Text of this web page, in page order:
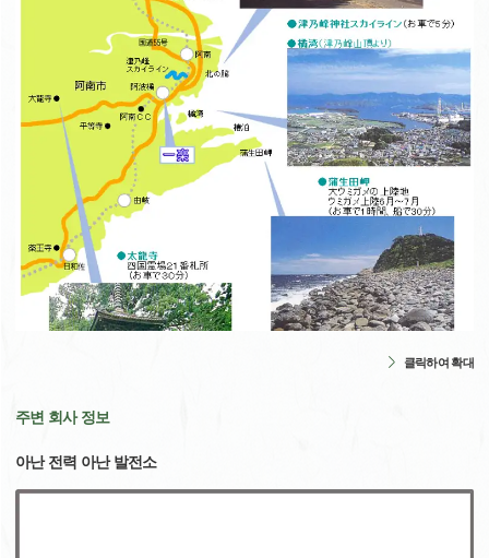
클릭하여 확대
주변 회사 정보
아난 전력 아난 발전소